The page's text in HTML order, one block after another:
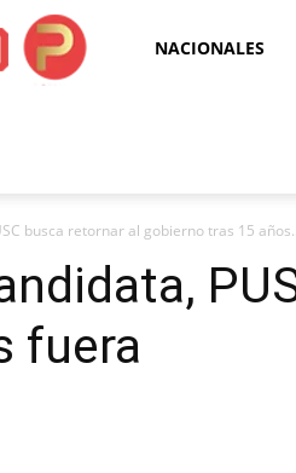
Puro NACIONALES
busca retornar al gobierno tras 15
fuera